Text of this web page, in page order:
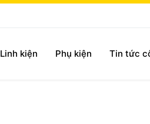
Linh kiện Phụ kiện Tin tức